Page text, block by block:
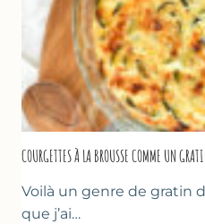
CUISSON
AU
FOUR
COURGETTES À LA BROUSSE COMME UN
Voilà un genre de gratin
que j’ai…